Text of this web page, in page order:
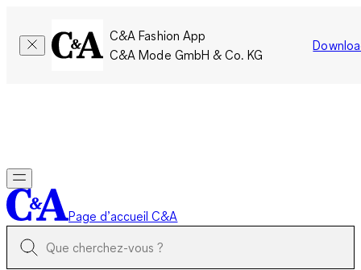
C&A Fashion App
C&A Mode GmbH & Co. KG
Page d’accueil C&A